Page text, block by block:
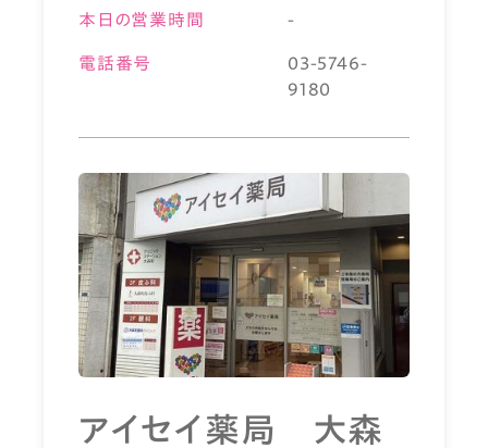
本日の営業時間 -
電話番号
03-5746-
9180
アイセイ薬局 大森